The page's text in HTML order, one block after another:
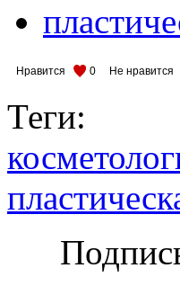
Нравится 0 Не нравится
Теги: